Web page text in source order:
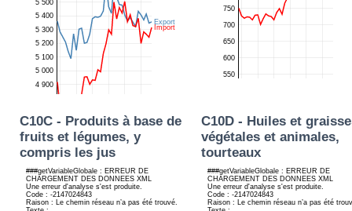
C10C - Produits à base de
fruits et légumes, y
compris les jus
C10D - Huiles et
végétales et animales,
tourteaux